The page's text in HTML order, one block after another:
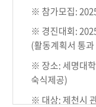
※ 참가모집:
※ 경진대회:
(활동계획서 통과
※ 장소: 세명대
숙식제공)
※ 대상: 제천시